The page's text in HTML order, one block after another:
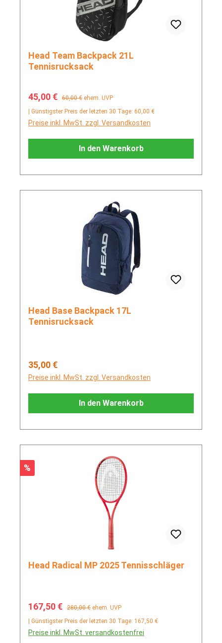
Head Team Backpack 21L
Tennisrucksack
Verkaufspreis:
45,00 € Regulärer Preis:
60,00 € ehem. UVP
| Günstigster Preis der letzten 30 Tage: 60,00 €
Preise inkl. MwSt. zzgl. Versandkosten
In den Warenkorb
Head Base Backpack 17L
Tennisrucksack
Regulärer Preis:
35,00 €
Preise inkl. MwSt. zzgl. Versandkosten
In den Warenkorb
Rabatt
%
Head Radical MP 2025 Tennisschläger
Verkaufspreis:
167,50 € Regulärer Preis:
280,00 € ehem. UVP
| Günstigster Preis der letzten 30 Tage: 167,50 €
Preise inkl. MwSt. versandkostenfrei